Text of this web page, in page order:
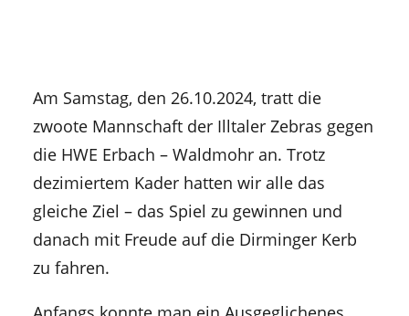
Am Samstag, den 26.10.2024, tratt die
zwoote Mannschaft der Illtaler Zebras gegen
die HWE Erbach – Waldmohr an. Trotz
dezimiertem Kader hatten wir alle das
gleiche Ziel – das Spiel zu gewinnen und
danach mit Freude auf die Dirminger Kerb
zu fahren.